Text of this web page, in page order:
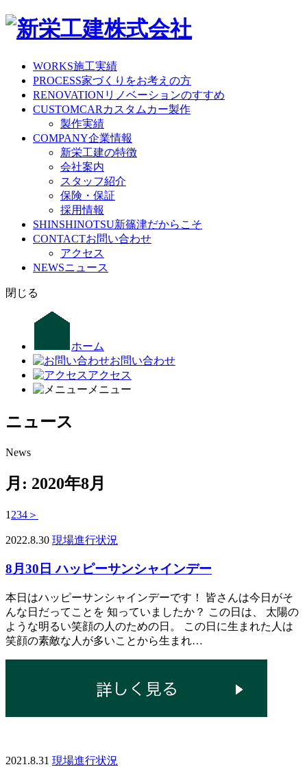
WORKS施工実績
PROCESS家づくりをお考えの方
RENOVATION リノベーションのすすめ
CUSTOMCAR カスタムカー製作
製作実績
COMPANY企業情報
新栄工建の特徴
会社案内
スタッフ紹介
保険・保証
採用情報
SHINSHINOTSU新篠津だからこそ
CONTACTお問い合わせ
アクセス
NEWSニュース
閉じる
ホーム
お問い合わせ
アクセス
メニュー
ニュース
News
月: 2020年8月
1 234 ＞
2022.8.30 現場進行状況
8月30日 ハッピーサンシャインデー
本日はハッピーサンシャインデーです！ 皆さんは今日がそ
んな日だってことを 知っていましたか？ この日は、 太陽の
ような明るい笑顔の人のための日。 この日に生まれた人は
笑顔の素敵な人が多いことから生まれ…
2021.8.31 現場進行状況